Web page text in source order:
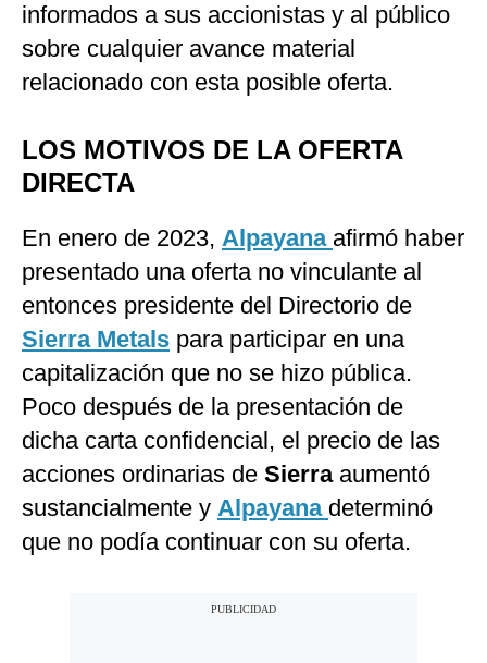
informados a sus accionistas y al público
sobre cualquier avance material
relacionado con esta posible oferta.
LOS MOTIVOS DE LA OFERTA
DIRECTA
En enero de 2023, Alpayana afirmó haber
presentado una oferta no vinculante al
entonces presidente del Directorio de
Sierra Metals para participar en una
capitalización que no se hizo pública.
Poco después de la presentación de
dicha carta confidencial, el precio de las
acciones ordinarias de Sierra aumentó
sustancialmente y Alpayana determinó
que no podía continuar con su oferta.